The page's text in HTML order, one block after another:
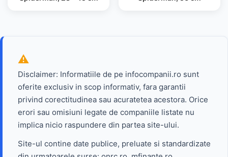
Disclaimer: Informatiile de pe infocompanii.ro sunt
oferite exclusiv in scop informativ, fara garantii
privind corectitudinea sau acuratetea acestora. Orice
erori sau omisiuni legate de companiile listate nu
implica nicio raspundere din partea site-ului.
Site-ul contine date publice, preluate si standardizate